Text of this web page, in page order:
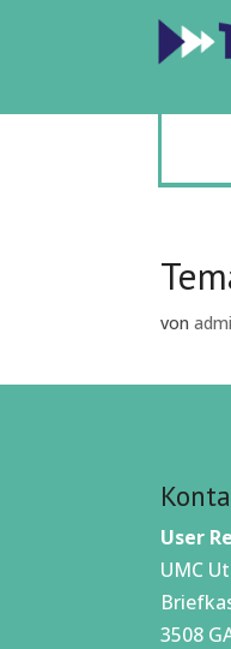
von
User
UMC
3508